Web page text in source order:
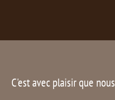
C'est avec plaisir que